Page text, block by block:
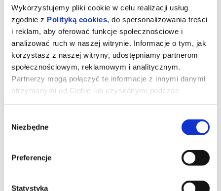
Wykorzystujemy pliki cookie w celu realizacji usług
zgodnie z Polityką cookies , do spersonalizowania treści
i reklam, aby oferować funkcje społecznościowe i
analizować ruch w naszej witrynie. Informacje o tym, jak
korzystasz z naszej witryny, udostępniamy partnerom
społecznościowym, reklamowym i analitycznym.
Partnerzy mogą połączyć te informacje z innymi danymi
otrzymanymi od Ciebie lub uzyskanymi podczas
zgody
Niezbędne
Preferencje
Statystyka
kryminalna”. George (Hugh Jackman) jest pasterzem, który co
wieczór czyta powieści kryminalne swoim ukochanym owcom,
incydent zakłóca życie na farmie, owce zdają sobie sprawę, że
muszą zostać detektywami. Podążając za wskazówkami